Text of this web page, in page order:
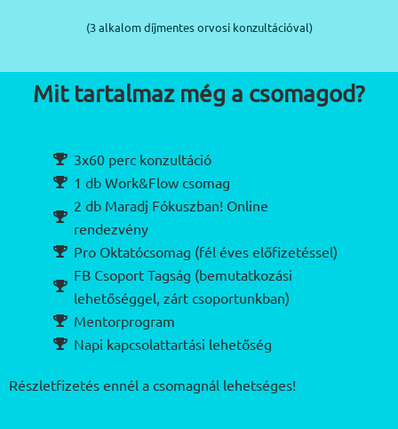
(3 alkalom díjmentes orvosi konzultációval)
Mit tartalmaz még a csomagod?
3x60 perc konzultáció
1 db Work&Flow csomag
2 db Maradj Fókuszban! Online
rendezvény
Pro Oktatócsomag (fél éves előfizetéssel)
FB Csoport Tagság (bemutatkozási
lehetőséggel, zárt csoportunkban)
Mentorprogram
Napi kapcsolattartási lehetőség
Részletfizetés ennél a csomagnál lehetséges!